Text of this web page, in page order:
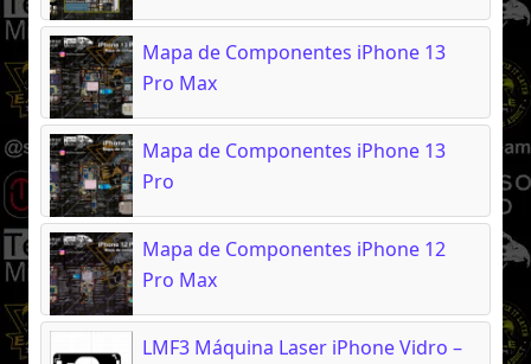
Mapa de Componentes iPhone 13
Pro Max
Mapa de Componentes iPhone 13
Pro
Mapa de Componentes iPhone 12
Pro Max
LMF3 Máquina Laser iPhone Vidro –